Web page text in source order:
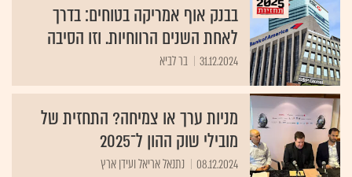
בבנק אוף אמריקה בטוחים: בדרך
לאחת השנים הרווחיות. וזו הסיבה
31.12.2024 בר לביא
מניות ערך או צמיחה? התחזית של
מובילי שוק ההון ל־2025
08.12.2024 נתנאל אריאל ועידן ארץ